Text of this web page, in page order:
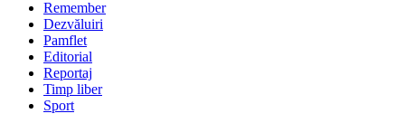
Remember
Dezvăluiri
Pamflet
Editorial
Reportaj
Timp liber
Sport